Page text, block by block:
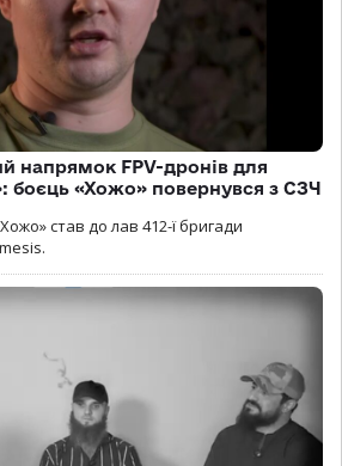
напрямок FPV-дронів для
боєць «Хожо» повернувся з СЗЧ
став до лав 412-ї бригади